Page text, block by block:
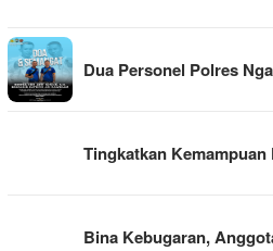
Dua Personel Polres
Tingkatkan
Bina Kebugaran,